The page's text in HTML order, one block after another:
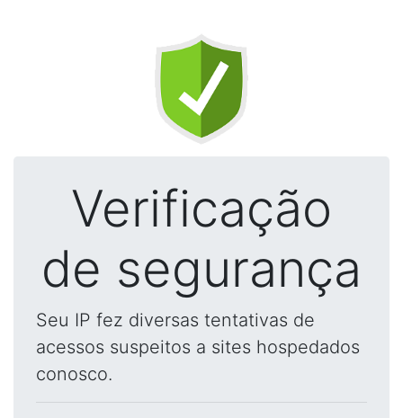
Verificação
de segurança
Seu IP fez diversas tentativas de
acessos suspeitos a sites hospedados
conosco.